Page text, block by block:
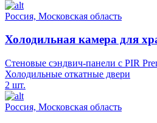
Россия, Московская область
Холодильная камера для
Стеновые сэндвич-панели с PIR
Холодильные откатные двери
2 шт.
Россия, Московская область